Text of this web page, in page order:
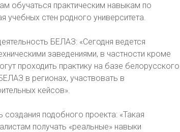
обучаться практическим навыкам по
стен родного университета.
БЕЛАЗ: «Сегодня ведется
заведениями, в частности кроме
проходить практику на базе белорусского
в регионах, участвовать в
кейсов».
подобного проекта: «Такая
получать «реальные» навыки